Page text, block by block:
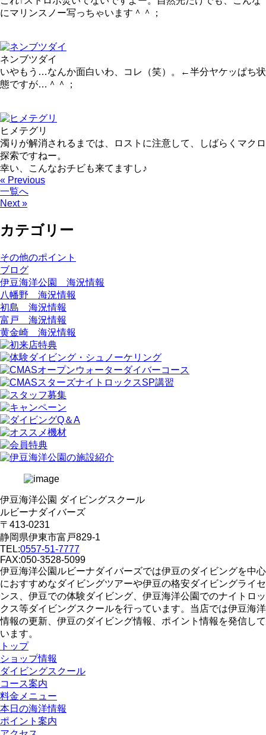
にマリンスノー写っちゃいます＾＾；
ネンブツダイ
いやもう…なんか面白いわ、コレ（笑）。←半分ヤケッぱち状
態ですが…＾＾；
ヒメテグリ
濁りが解消されるまでは、ロストに注意して、しばらくマクロ
探索ですねー。
幸い、こんなおチビも来てますし♪
« Previous
一覧へ
Next »
カテゴリー
その他のポイント
ブログ
伊豆海洋公園 海況情報
八幡野 海況情報
初島 海況情報
富戸 海況情報
黄金崎 海況情報
伊豆海洋公園 ダイビングスクール
ルビーナダイバーズ
〒413-0231
静岡県伊東市富戸829-1
TEL:0557-51-7777
FAX:050-3528-5099
伊豆海洋公園ルビーナダイバーズでは伊豆のダイビングを中心
におすすめなダイビングツアーや伊豆の格安ダイビングライセ
ンス、伊豆での体験ダイビング、伊豆海洋公園でのナイトロッ
クス等ダイビングスクールを行っています。当店では伊豆海洋
情報の更新、伊豆のダイビング情報、ポイント情報を発信して
います。
トップ
ショップ情報
ダイビングスクール
コース案内
料金メニュー
本日の海洋情報
ポイント案内